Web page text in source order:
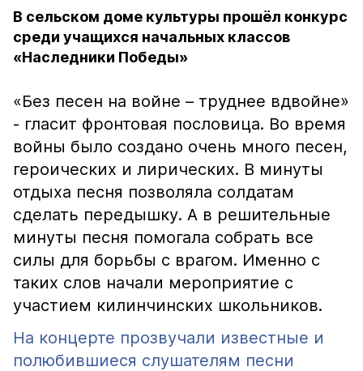
В сельском доме культуры прошёл конкурс
среди учащихся начальных классов
«Наследники Победы»
«Без песен на войне – труднее вдвойне»
- гласит фронтовая пословица. Во время
войны было создано очень много песен,
героических и лирических. В минуты
отдыха песня позволяла солдатам
сделать передышку. А в решительные
минуты песня помогала собрать все
силы для борьбы с врагом. Именно с
таких слов начали мероприятие с
участием килинчинских школьников.
На концерте прозвучали известные и
полюбившиеся слушателям песни